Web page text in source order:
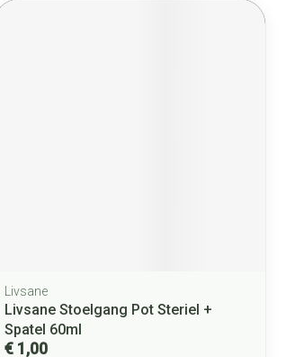
Livsane
Livsane Stoelgang Pot Steriel +
Spatel 60ml
€ 1,00